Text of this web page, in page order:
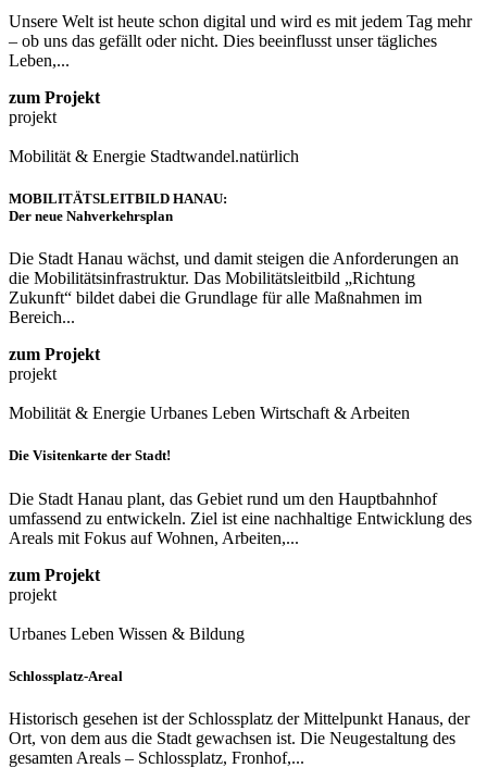
Unsere Welt ist heute schon digital und wird es mit jedem Tag mehr
– ob uns das gefällt oder nicht. Dies beeinflusst unser tägliches
Leben,...
zum Projekt
projekt
Mobilität & Energie Stadtwandel.natürlich
MOBILITÄTSLEITBILD HANAU:
Der neue Nahverkehrsplan
Die Stadt Hanau wächst, und damit steigen die Anforderungen an
die Mobilitätsinfrastruktur. Das Mobilitätsleitbild „Richtung
Zukunft“ bildet dabei die Grundlage für alle Maßnahmen im
Bereich...
zum Projekt
projekt
Mobilität & Energie Urbanes Leben Wirtschaft & Arbeiten
Die Visitenkarte der Stadt!
Die Stadt Hanau plant, das Gebiet rund um den Hauptbahnhof
umfassend zu entwickeln. Ziel ist eine nachhaltige Entwicklung des
Areals mit Fokus auf Wohnen, Arbeiten,...
zum Projekt
projekt
Urbanes Leben Wissen & Bildung
Schlossplatz-Areal
Historisch gesehen ist der Schlossplatz der Mittelpunkt Hanaus, der
Ort, von dem aus die Stadt gewachsen ist. Die Neugestaltung des
gesamten Areals – Schlossplatz, Fronhof,...